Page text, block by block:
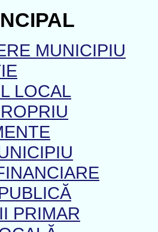
MUNICIPIU
LOCAL
PRIMAR